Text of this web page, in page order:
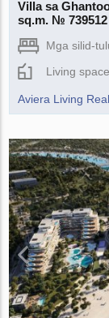
Villa sa
sq.m. № 739512
Mga silid-
Living
Aviera Living